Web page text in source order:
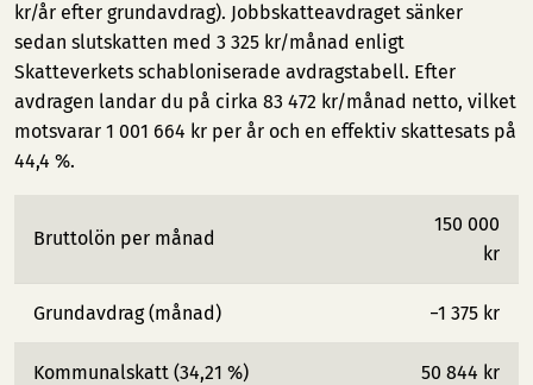
kr/år efter grundavdrag). Jobbskatteavdraget sänker
sedan slutskatten med 3 325 kr/månad enligt
Skatteverkets schabloniserade avdragstabell. Efter
avdragen landar du på cirka 83 472 kr/månad netto, vilket
motsvarar 1 001 664 kr per år och en effektiv skattesats på
44,4 %.
Bruttolön per månad
150 000
kr
Grundavdrag (månad) −1 375 kr
Kommunalskatt (34,21 %) 50 844 kr